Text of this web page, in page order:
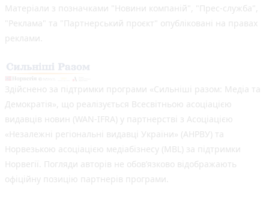
Матеріали з позначками "Новини компаній", "Прес-служба",
"Реклама" та "Партнерський проєкт" опубліковані на правах
реклами.
Здійснено за підтримки програми «Сильніші разом: Медіа та
Демократія», що реалізується Всесвітньою асоціацією
видавців новин (WAN-IFRA) у партнерстві з Асоціацією
«Незалежні регіональні видавці України» (АНРВУ) та
Норвезькою асоціацією медіабізнесу (MBL) за підтримки
Норвегії. Погляди авторів не обов’язково відображають
офіційну позицію партнерів програми.